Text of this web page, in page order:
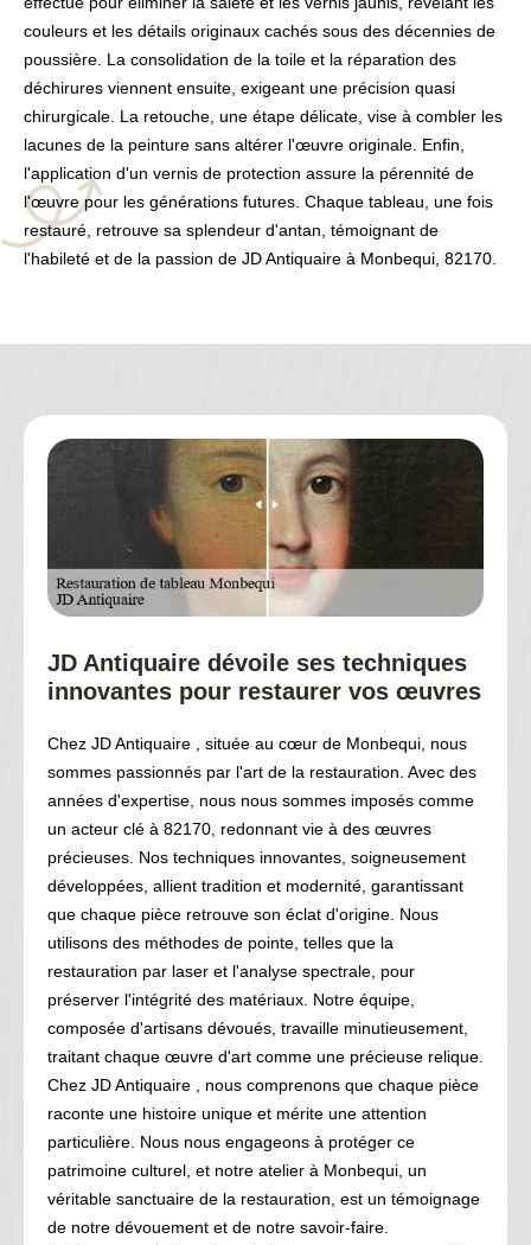
couleurs et les détails originaux cachés sous des décennies de
poussière. La consolidation de la toile et la réparation des
déchirures viennent ensuite, exigeant une précision quasi
chirurgicale. La retouche, une étape délicate, vise à combler les
lacunes de la peinture sans altérer l'œuvre originale. Enfin,
l'application d'un vernis de protection assure la pérennité de
l'œuvre pour les générations futures. Chaque tableau, une fois
restauré, retrouve sa splendeur d'antan, témoignant de
l'habileté et de la passion de JD Antiquaire à Monbequi, 82170.
JD Antiquaire dévoile ses techniques
innovantes pour restaurer vos œuvres
Chez JD Antiquaire , située au cœur de Monbequi, nous
sommes passionnés par l'art de la restauration. Avec des
années d'expertise, nous nous sommes imposés comme
un acteur clé à 82170, redonnant vie à des œuvres
précieuses. Nos techniques innovantes, soigneusement
développées, allient tradition et modernité, garantissant
que chaque pièce retrouve son éclat d'origine. Nous
utilisons des méthodes de pointe, telles que la
restauration par laser et l'analyse spectrale, pour
préserver l'intégrité des matériaux. Notre équipe,
composée d'artisans dévoués, travaille minutieusement,
traitant chaque œuvre d'art comme une précieuse relique.
Chez JD Antiquaire , nous comprenons que chaque pièce
raconte une histoire unique et mérite une attention
particulière. Nous nous engageons à protéger ce
patrimoine culturel, et notre atelier à Monbequi, un
véritable sanctuaire de la restauration, est un témoignage
de notre dévouement et de notre savoir-faire.